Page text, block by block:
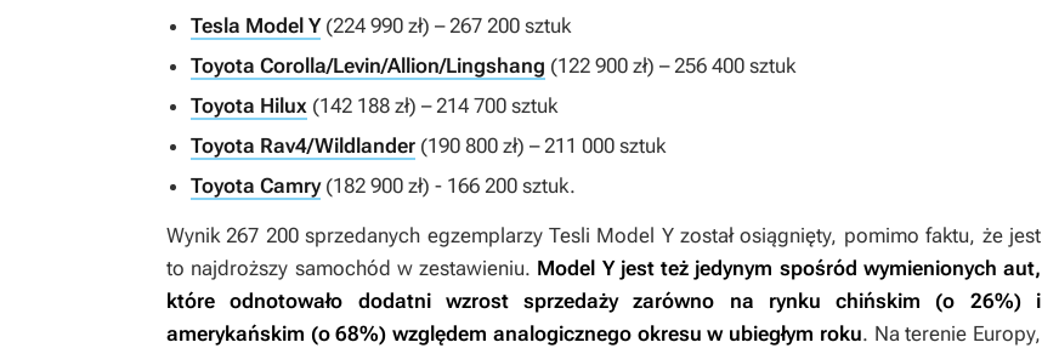
Tesla Model Y(224 990 zł) – 267 200 sztuk
Toyota Corolla/Levin/Allion/Lingshang (122 900 zł) – 256 400 sztuk
Toyota Hilux (142 188 zł) – 214 700 sztuk
Toyota Rav4/Wildlander (190 800 zł) – 211 000 sztuk
Toyota Camry(182 900 zł) - 166 200 sztuk.
Wynik 267 200 sprzedanych egzemplarzy Tesli Model Y został osiągnięty, pomimo faktu, że jest
to najdroższy samochód w zestawieniu. Model Y jest też jedynym spośród wymienionych aut,
które odnotowało dodatni wzrost sprzedaży zarówno na rynku chińskim (o 26%) i
amerykańskim (o 68%) względem analogicznego okresu w ubiegłym roku. Na terenie Europy,